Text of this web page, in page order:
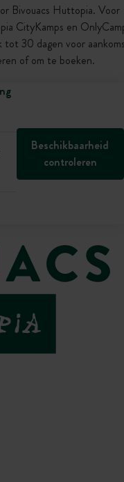
Bivouacs Huttopia. Voor
CityKamps en
tot 30 dagen voor
of om te boeken.
Beschikbaarheid
controleren